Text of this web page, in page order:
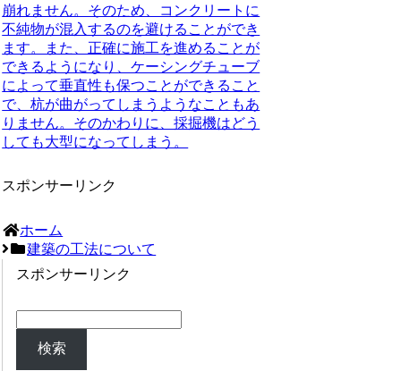
崩れません。そのため、コンクリートに
不純物が混入するのを避けることができ
ます。また、正確に施工を進めることが
できるようになり、ケーシングチューブ
によって垂直性も保つことができること
で、杭が曲がってしまうようなこともあ
りません。そのかわりに、採掘機はどう
しても大型になってしまう。
スポンサーリンク
ホーム
建築の工法について
スポンサーリンク
検索